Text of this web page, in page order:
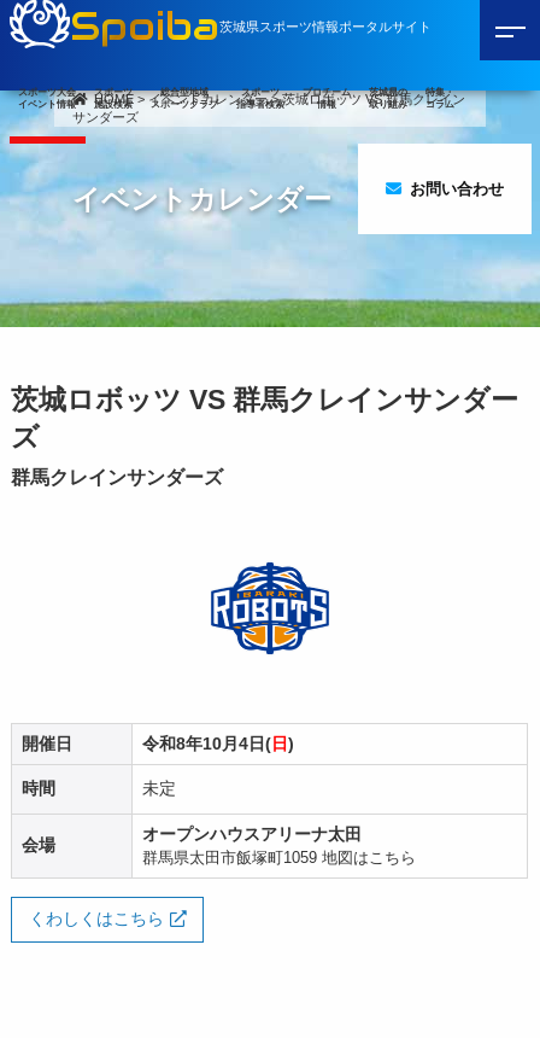
Spoiba茨城県スポーツ情報ポータルサイト
スポーツ大会
イベント情報
スポーツ
施設検索
総合型地域
スポーツクラブ
スポーツ
指導者検索
プロチーム
情報
茨城県の
取り組み
特集・
コラム
お問い合わせ
HOME>イベントカレンダー>茨城ロボッツ VS 群馬クレイン
サンダーズ
イベントカレンダー
茨城ロボッツ VS 群馬クレインサンダー
ズ
群馬クレインサンダーズ
開催日 令和8年10月4日(日 )
時間 未定
会場
オープンハウスアリーナ太田
群馬県太田市飯塚町1059 地図はこちら
くわしくはこちら